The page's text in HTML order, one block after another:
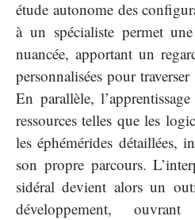
étude autonome des
à un spécialiste permet
nuancée, apportant un
personnalisées pour
En parallèle,
ressources telles que les
les éphémérides détaillées,
son propre parcours.
sidéral devient alors un
développement,